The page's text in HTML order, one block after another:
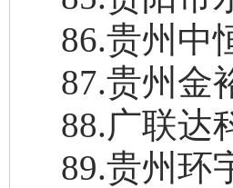
86.贵州中
87.贵州金
88.广联达
89.贵州环